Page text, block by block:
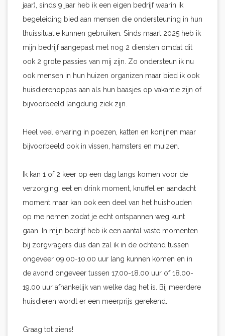
jaar), sinds 9 jaar heb ik een eigen bedrijf waarin ik
begeleiding bied aan mensen die ondersteuning in hun
thuissituatie kunnen gebruiken. Sinds maart 2025 heb ik
mijn bedrijf aangepast met nog 2 diensten omdat dit
ook 2 grote passies van mij zijn. Zo ondersteun ik nu
ook mensen in hun huizen organizen maar bied ik ook
huisdierenoppas aan als hun baasjes op vakantie zijn of
bijvoorbeeld langdurig ziek zijn.
Heel veel ervaring in poezen, katten en konijnen maar
bijvoorbeeld ook in vissen, hamsters en muizen.
Ik kan 1 of 2 keer op een dag langs komen voor de
verzorging, eet en drink moment, knuffel en aandacht
moment maar kan ook een deel van het huishouden
op me nemen zodat je echt ontspannen weg kunt
gaan. In mijn bedrijf heb ik een aantal vaste momenten
bij zorgvragers dus dan zal ik in de ochtend tussen
ongeveer 09.00-10.00 uur lang kunnen komen en in
de avond ongeveer tussen 17.00-18.00 uur of 18.00-
19.00 uur afhankelijk van welke dag het is. Bij meerdere
huisdieren wordt er een meerprijs gerekend.
Graag tot ziens!